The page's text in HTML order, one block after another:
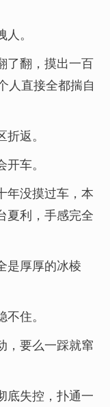
。
了翻，摸出一百
人直接全都揣自
返。
车。
年没摸过车，本
夏利，手感完全
是厚厚的冰棱
住。
，要么一踩就窜
底失控，扑通一